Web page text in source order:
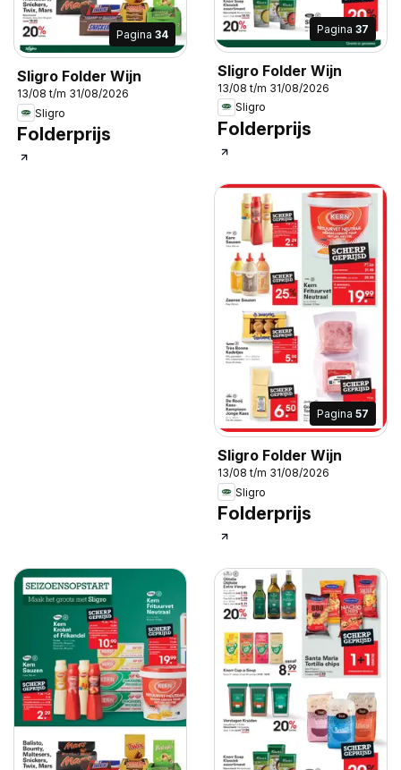
Pagina 34
Sligro Folder Wijn
13/08 t/m 31/08/2026
Sligro
Folderprijs
Pagina 37
Sligro Folder Wijn
13/08 t/m 31/08/2026
Sligro
Folderprijs
Pagina 57
Sligro Folder Wijn
13/08 t/m 31/08/2026
Sligro
Folderprijs